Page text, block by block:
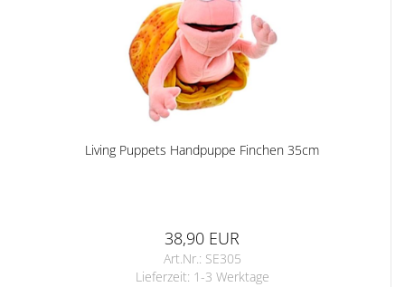
Living Puppets Handpuppe Finchen 35cm
38,90 EUR
Art.Nr.: SE305
Lieferzeit: 1-3 Werktage